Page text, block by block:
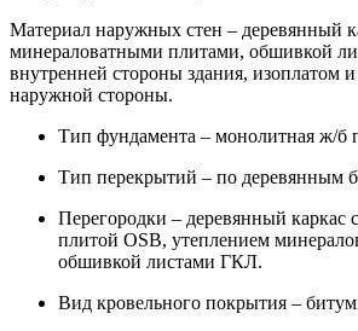
Материал наружных стен – деревянный
минераловатными плитами, обшивкой
внутренней стороны здания, изоплатом
наружной стороны.
Тип фундамента – монолитная ж/б
Тип перекрытий – по деревянным
Перегородки – деревянный каркас
плитой OSB, утеплением
обшивкой листами ГКЛ.
Вид кровельного покрытия –